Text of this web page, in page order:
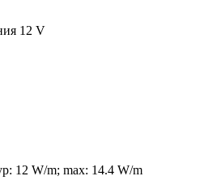
12 V
12 W/m; max: 14.4 W/m